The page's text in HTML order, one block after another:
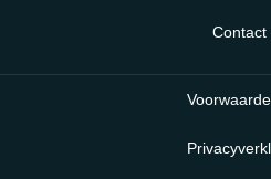
Contact